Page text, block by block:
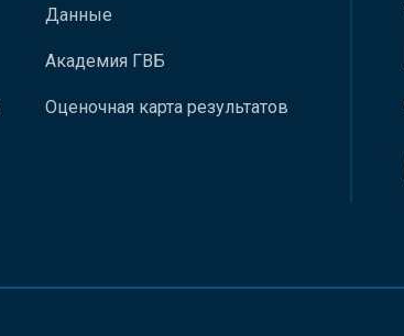
Данные
Академия ГВБ
Оценочная карта результатов